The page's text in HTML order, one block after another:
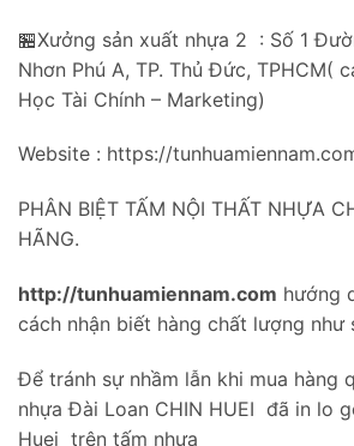
🏪Xưởng sản xuất nhựa 2 : Số 1
Nhơn Phú A, TP. Thủ Đức, TPHCM(
Học Tài Chính – Marketing)
Website : https://
PHÂN BIỆT TẤM NỘI THẤT NHỰA
HÃNG.
http://tunhuamiennam.com hướng
cách nhận biết hàng chất lượng như
Để tránh sự nhầm lẫn khi mua hàng
nhựa Đài Loan CHIN HUEI đã in lo
Huei trên tấm nhựa